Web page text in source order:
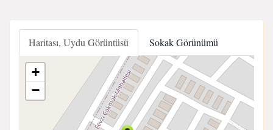
Haritası, Uydu Görüntüsü Sokak Görünümü
+
−